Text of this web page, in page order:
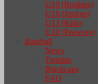
U19 (Rookies)
U16 (Juniors)
U13 (Kids)
U10 (Peewees)
Baseball
News
Termine
Blackcaps
FAQ